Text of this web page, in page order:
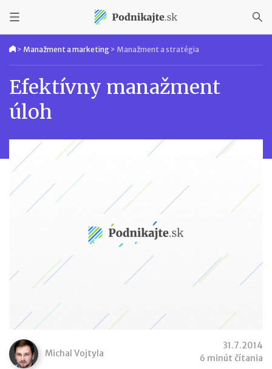
> Manažment a marketing > Manažment a stratégia
Efektívny manažment
úloh
Michal Vojtyla
31.7.2014
6 minút čítania